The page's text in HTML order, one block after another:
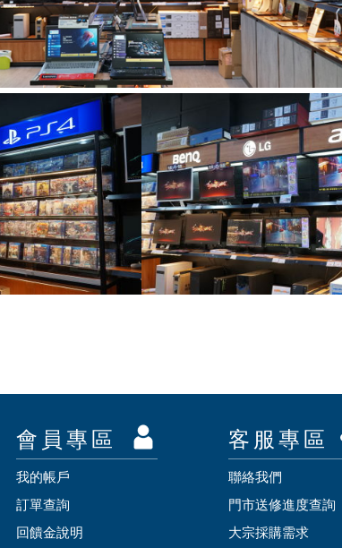
會員專區
我的帳戶
訂單查詢
回饋金說明
客服專區
聯絡我們
門市送修進度查詢
大宗採購需求